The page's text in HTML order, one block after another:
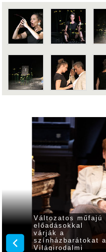
Változatos műfajú
előadásokkal
várják a
színházbarátokat a
Világirodalmi